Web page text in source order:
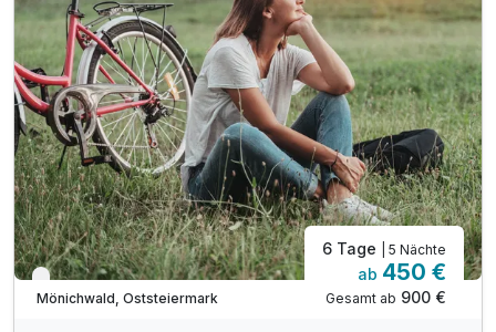
Verfügbar bis Januar
Mönichwald, Oststeiermark
6 Tage | 5 Nächte
ab 450 €
Gesamt ab 900 €